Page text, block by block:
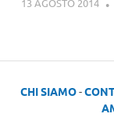
13 AGOSTO 2014
CHI SIAMO-